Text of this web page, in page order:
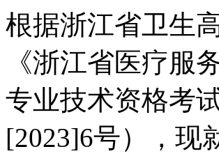
根据浙江省卫生
《浙江省医疗服
专业技术资格考
[2023]6号），现